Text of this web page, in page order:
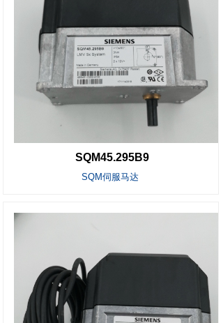
SQM45.295B9
SQM伺服马达